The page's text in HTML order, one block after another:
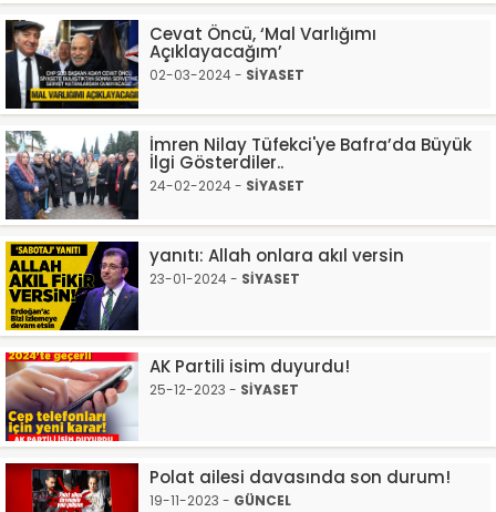
Cevat Öncü, ‘Mal Varlığımı
Açıklayacağım’
02-03-2024 - SİYASET
İmren Nilay Tüfekci'ye Bafra’da Büyük
İlgi Gösterdiler..
24-02-2024 - SİYASET
yanıtı: Allah onlara akıl versin
23-01-2024 - SİYASET
AK Partili isim duyurdu!
25-12-2023 - SİYASET
Polat ailesi davasında son durum!
19-11-2023 - GÜNCEL